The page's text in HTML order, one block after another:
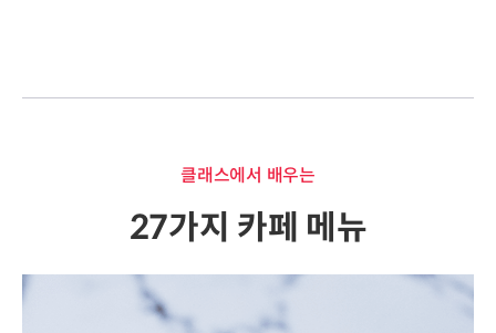
클래스에서 배우는
27가지 카페 메뉴